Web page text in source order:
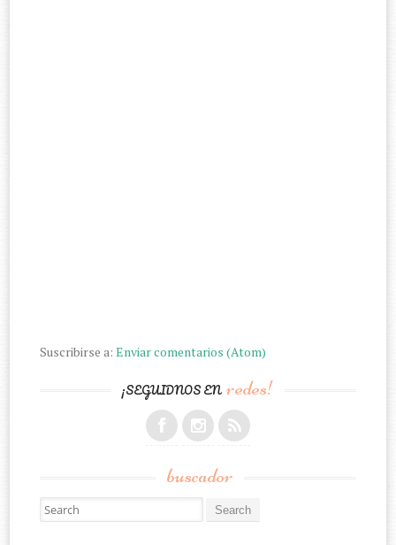
Suscribirse a:Enviar comentarios (Atom)
¡SEGUIDNOS ENredes!
buscador
Search for: